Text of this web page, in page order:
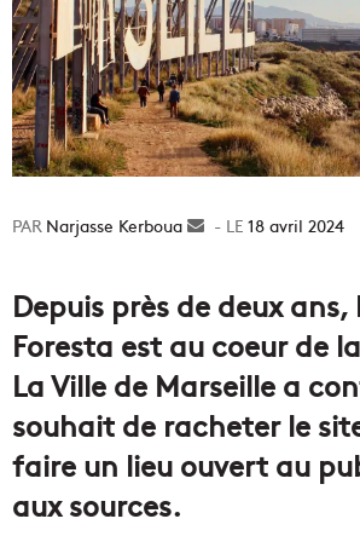
Narjasse Kerboua
Envoyer18 avril 2024
Depuis près de deux
Foresta est au coeur de
La Ville de Marseille a
souhait de racheter le
faire un lieu ouvert au
aux sources.